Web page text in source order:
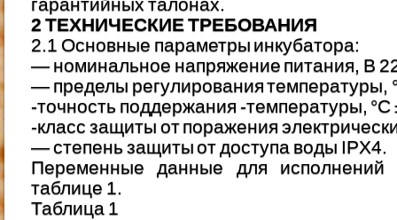
гарантийных талонах.
2 ТЕХНИЧЕСКИЕ ТРЕБОВАНИЯ
2.1 Основные параметры инкубатора:
— номинальное напряжение питания, В
— пределы регулирования температуры,
-точность поддержания -температуры, °С
-класс защиты от поражения
— степень защиты от доступа воды IPX4.
Переменные данные для исполнений
таблице 1.
Таблица 1